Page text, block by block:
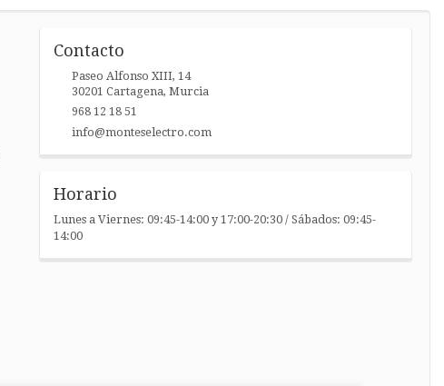
Contacto
Paseo Alfonso XIII, 14
30201 Cartagena, Murcia
968 12 18 51
info@monteselectro.com
Horario
Lunes a Viernes: 09:45-14:00 y 17:00-20:30 / Sábados: 09:45-
14:00